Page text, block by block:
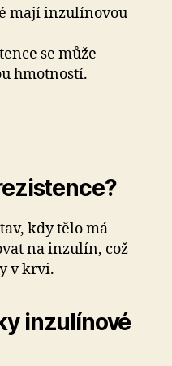
mají inzulínovou
se může
hmotností.
kdy tělo má
na inzulín, což
v krvi.
inzulínové